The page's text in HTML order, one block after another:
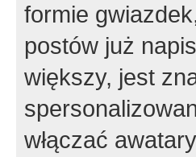
formie
postów już
większy, jest
włączać